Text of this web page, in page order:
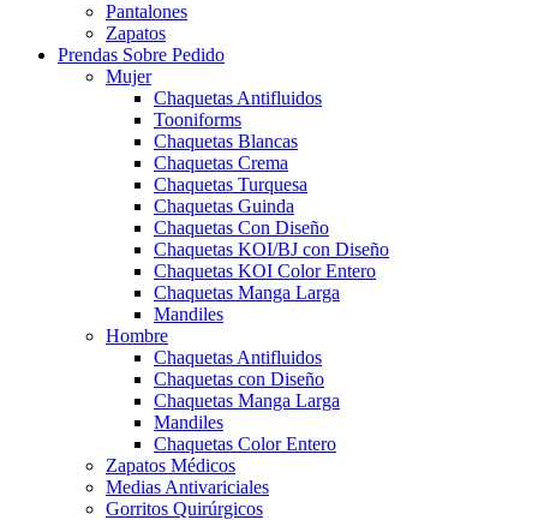
Pantalones
Zapatos
Prendas Sobre Pedido
Mujer
Chaquetas Antifluidos
Tooniforms
Chaquetas Blancas
Chaquetas Crema
Chaquetas Turquesa
Chaquetas Guinda
Chaquetas Con Diseño
Chaquetas KOI/BJ con Diseño
Chaquetas KOI Color Entero
Chaquetas Manga Larga
Mandiles
Hombre
Chaquetas Antifluidos
Chaquetas con Diseño
Chaquetas Manga Larga
Mandiles
Chaquetas Color Entero
Zapatos Médicos
Medias Antivariciales
Gorritos Quirúrgicos